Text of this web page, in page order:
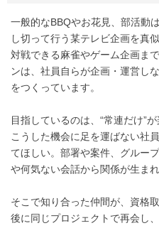
一般的なBBQやお花見、部活動
し切って行う某テレビ企画を真
対戦できる麻雀やゲーム企画ま
ンは、社員自らが企画・運営し
をつくっています。
目指しているのは、“常連だけ”
こうした機会に足を運ばない社
てほしい。部署や案件、グルー
や何気ない会話から関係が生ま
そこで知り合った仲間が、資格
後に同じプロジェクトで再会し